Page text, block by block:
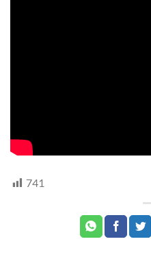
741